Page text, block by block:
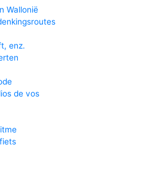
Wallonië
enz.
de vos